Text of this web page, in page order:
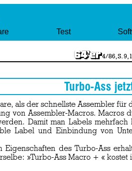
Test
4/86, S.
Turbo-Ass
als der schnellste Assembler
von Assembler-Macros.
Damit man Labels
Label und Einbindung von
Eigenschaften des Turbo-Ass
»Turbo-Ass Macro + «